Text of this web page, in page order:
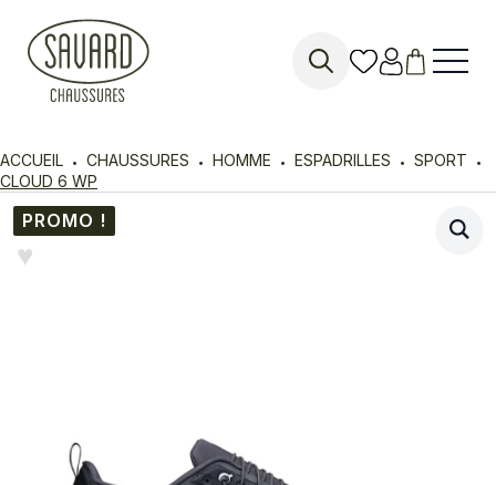
ACCUEIL CHAUSSURES HOMME ESPADRILLES
SPORT
CLOUD 6 WP
PROMO !
♥︎